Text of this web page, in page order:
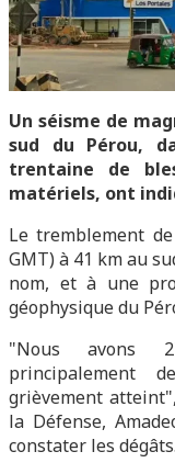
Un séisme de
sud du Pérou,
trentaine de
matériels, ont
Le tremblement
GMT) à 41 km au
nom, et à une
géophysique du
"Nous avons
principalement
grièvement
la Défense,
constater les dégâts.